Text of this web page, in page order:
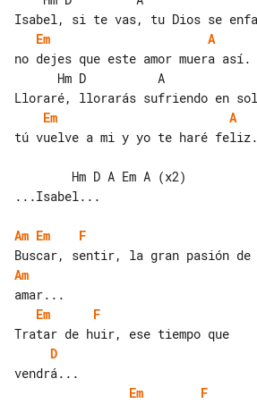
Em
A
no dejes que este amor muera así.
Em
A
tú vuelve a mi y yo te haré feliz.
...Isabel...
Am Em
F
Am
Em
F
D
Em
F